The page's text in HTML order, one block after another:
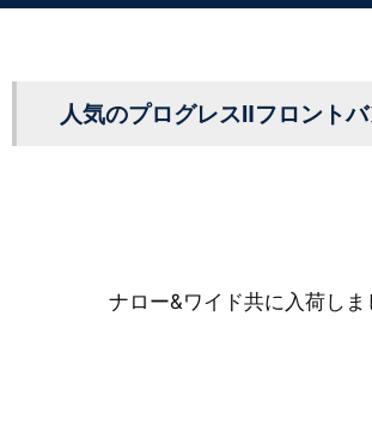
人気のプログレスⅡフロントバ
ナロー&ワイド共に入荷しま